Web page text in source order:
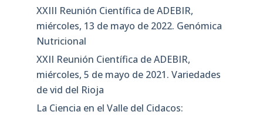
XXIII Reunión Científica de ADEBIR,
miércoles, 13 de mayo de 2022. Genómica
Nutricional
XXII Reunión Científica de ADEBIR,
miércoles, 5 de mayo de 2021. Variedades
de vid del Rioja
La Ciencia en el Valle del Cidacos: